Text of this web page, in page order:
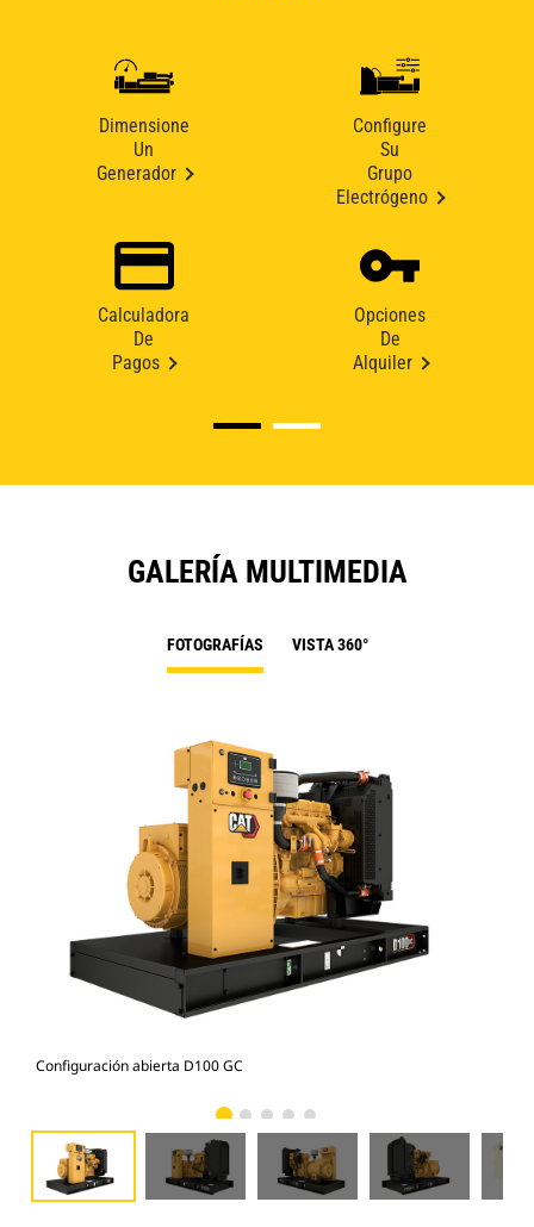
Dimensione
Un
Generador
Configure
Su
Grupo
Electrógeno
Calculadora
De
Pagos
Opciones
De
Alquiler
GALERÍA MULTIMEDIA
FOTOGRAFÍAS VISTA 360°
Configuración abierta D100 GC